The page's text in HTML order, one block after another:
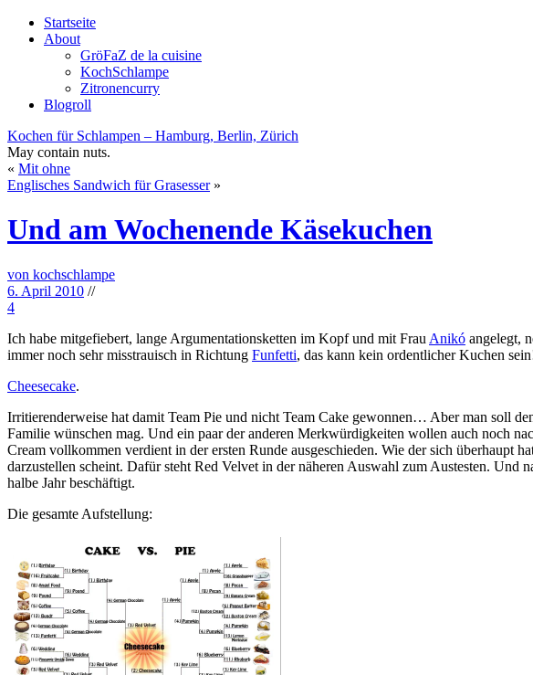
Startseite
About
GröFaZ de la cuisine
KochSchlampe
Zitronencurry
Blogroll
Kochen für Schlampen – Hamburg, Berlin, Zürich
May contain nuts.
« Mit ohne
Englisches Sandwich für Grasesser»
Und am Wochenende Käsekuchen
von kochschlampe
6. April 2010 //
4
Ich habe mitgefiebert, lange Argumentationsketten im Kopf und mit Frau Anikó angelegt,
immer noch sehr misstrauisch in Richtung Funfetti, das kann kein ordentlicher Kuchen
Cheesecake.
Irritierenderweise hat damit Team Pie und nicht Team Cake gewonnen… Aber man soll
Familie wünschen mag. Und ein paar der anderen Merkwürdigkeiten wollen auch noch
Cream vollkommen verdient in der ersten Runde ausgeschieden. Wie der sich überhaupt
darzustellen scheint. Dafür steht Red Velvet in der näheren Auswahl zum Austesten.
halbe Jahr beschäftigt.
Die gesamte Aufstellung: